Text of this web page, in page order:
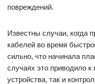
повреждений.
Известны случаи, когда
кабелей во время
сильно, что начинала
случаях это приводило
устройства, так и